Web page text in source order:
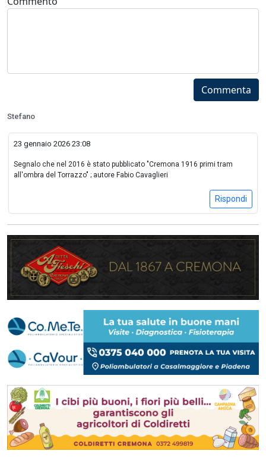
Commenta
Stefano
23 gennaio 2026 23:08
Segnalo che nel 2016 è stato pubblicato "Cremona 1916 primi tram
all'ombra del Torrazzo" ; autore Fabio Cavaglieri
Rispondi